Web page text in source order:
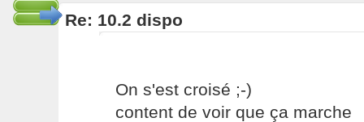
Re: 10.2 dispo
On s'est croisé ;-)
content de voir que ça marche